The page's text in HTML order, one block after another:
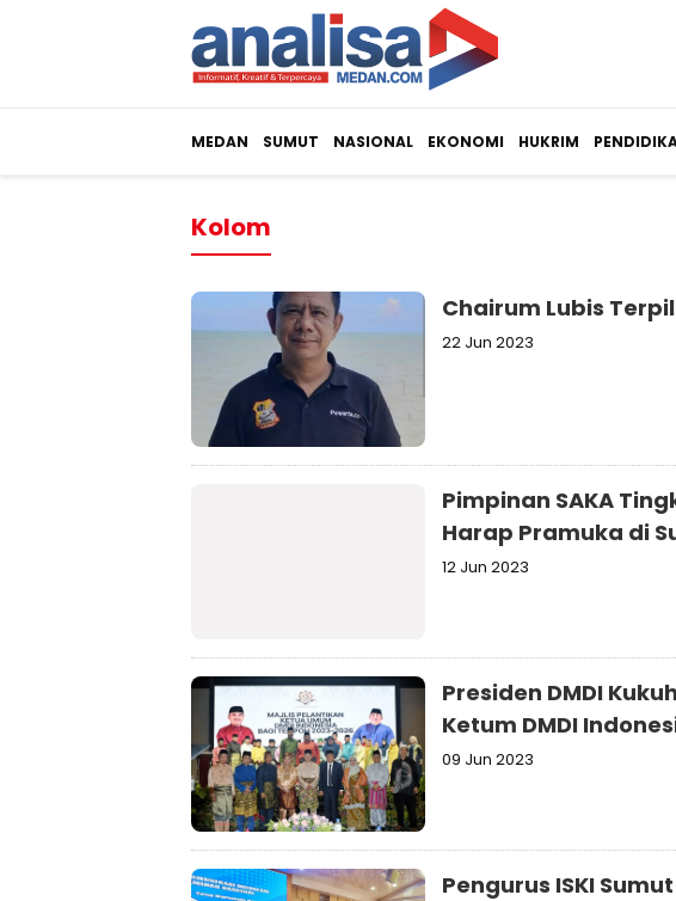
MEDAN SUMUT NASIONAL EKONOMI HUKRIM
Kolom
Chairum Lubis
22 Jun 2023
Pimpinan SAKA
Harap Pramuka di
12 Jun 2023
Presiden DMDI
Ketum DMDI
09 Jun 2023
Pengurus ISKI